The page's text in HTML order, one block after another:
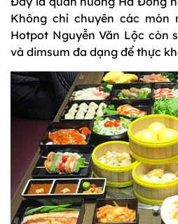
Không chỉ chuyên các món
Hotpot Nguyễn Văn Lộc còn
và dimsum đa dạng để thực